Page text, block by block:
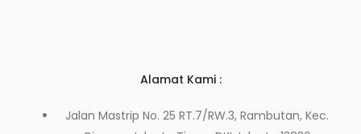
Alamat Kami :
Jalan Mastrip No. 25 RT.7/RW.3, Rambutan, Kec.